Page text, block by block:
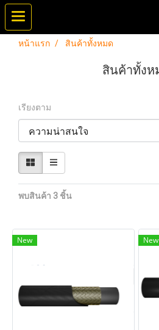
หน้าแรก สินค้าทั้งหมด
สินค้าทั้งห
เรียงตาม
พบสินค้า 3 ชิ้น
New New